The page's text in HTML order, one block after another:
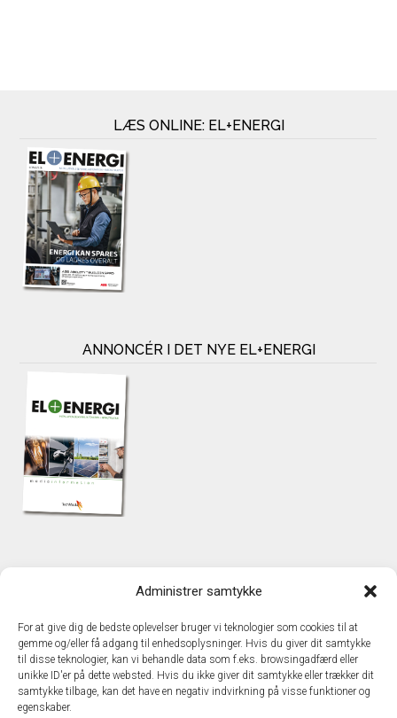
Administrer samtykke
For at give dig de bedste oplevelser bruger vi teknologier som cookies til at
gemme og/eller få adgang til enhedsoplysninger. Hvis du giver dit samtykke
til disse teknologier, kan vi behandle data som f.eks. browsingadfærd eller
unikke ID'er på dette websted. Hvis du ikke giver dit samtykke eller trækker dit
samtykke tilbage, kan det have en negativ indvirkning på visse funktioner og
egenskaber.
LÆS ONLINE: EL+ENERGI
ANNONCÉR I DET NYE EL+ENERGI
TechMedia A/S
DK – 2600 Glostrup
www.techmedia.dk
Telefon: +45 43 24 26 28
E-mail:info@techmedia.dk